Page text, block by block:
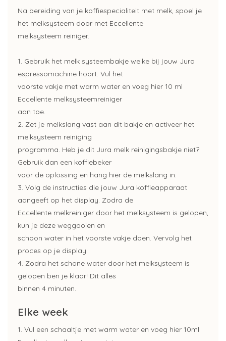
Na bereiding van je koffiespecialiteit met melk, spoel je
het melksysteem door met Eccellente
melksysteem reiniger.
1. Gebruik het melk systeembakje welke bij jouw Jura
espressomachine hoort. Vul het
voorste vakje met warm water en voeg hier 10 ml
Eccellente melksysteemreiniger
aan toe.
2. Zet je melkslang vast aan dit bakje en activeer het
melksysteem reiniging
programma. Heb je dit Jura melk reinigingsbakje niet?
Gebruik dan een koffiebeker
voor de oplossing en hang hier de melkslang in.
3. Volg de instructies die jouw Jura koffieapparaat
aangeeft op het display. Zodra de
Eccellente melkreiniger door het melksysteem is gelopen,
kun je deze weggooien en
schoon water in het voorste vakje doen. Vervolg het
proces op je display.
4. Zodra het schone water door het melksysteem is
gelopen ben je klaar! Dit alles
binnen 4 minuten.
Elke week
1. Vul een schaaltje met warm water en voeg hier 10ml